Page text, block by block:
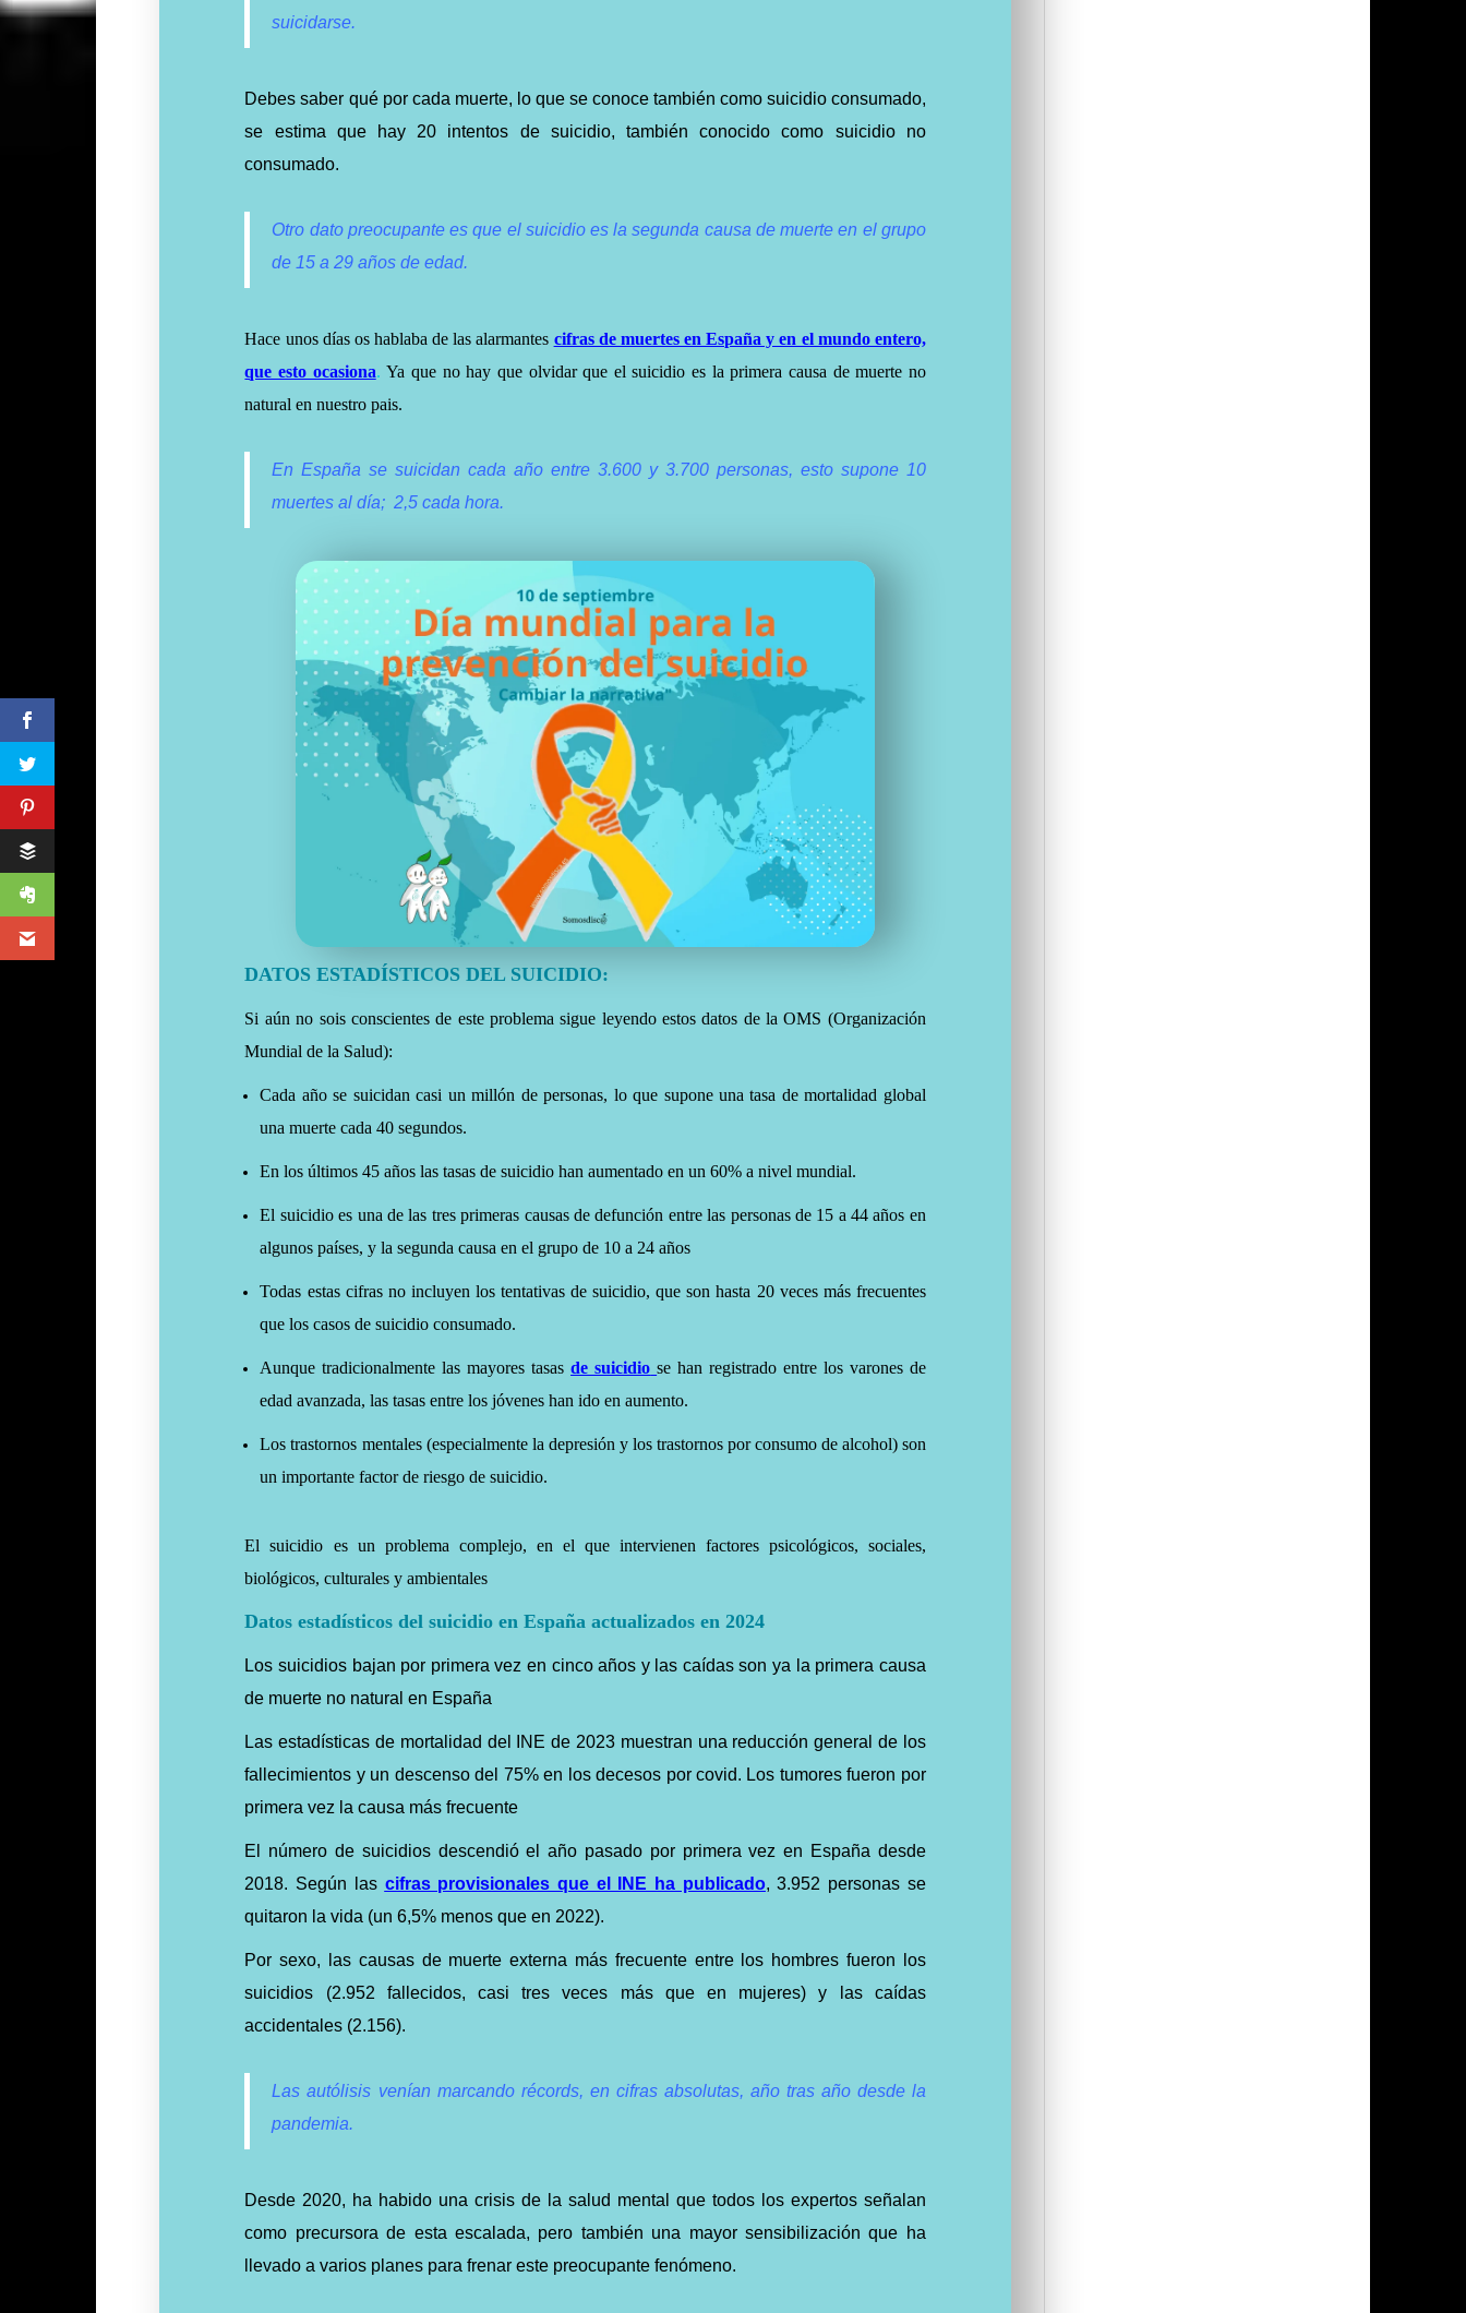
suicidarse.
Debes saber qué por cada muerte, lo que se conoce también como suicidio consumado,
se estima que hay 20 intentos de suicidio, también conocido como suicidio no
consumado.
Otro dato preocupante es que el suicidio es la segunda causa de muerte en el grupo
de 15 a 29 años de edad.
Hace unos días os hablaba de las alarmantes cifras de muertes en España y en el mundo entero,
que esto ocasiona.Ya que no hay que olvidar que el suicidio es la primera causa de muerte no
natural en nuestro pais.
En España se suicidan cada año entre 3.600 y 3.700 personas, esto supone 10
muertes al día; 2,5 cada hora.
DATOS ESTADÍSTICOS DEL SUICIDIO:
Si aún no sois conscientes de este problema sigue leyendo estos datos de la OMS (Organización
Mundial de la Salud):
Cada año se suicidan casi un millón de personas, lo que supone una tasa de mortalidad global
una muerte cada 40 segundos.
En los últimos 45 años las tasas de suicidio han aumentado en un 60% a nivel mundial.
El suicidio es una de las tres primeras causas de defunción entre las personas de 15 a 44 años en
algunos países, y la segunda causa en el grupo de 10 a 24 años
Todas estas cifras no incluyen los tentativas de suicidio, que son hasta 20 veces más frecuentes
que los casos de suicidio consumado.
Aunque tradicionalmente las mayores tasasde suicidio se han registrado entre los varones de
edad avanzada, las tasas entre los jóvenes han ido en aumento.
Los trastornos mentales (especialmente la depresión y los trastornos por consumo de alcohol) son
un importante factor de riesgo de suicidio.
El suicidio es un problema complejo, en el que intervienen factores psicológicos, sociales,
biológicos, culturales y ambientales
Datos estadísticos del suicidio en España actualizados en 2024
Los suicidios bajan por primera vez en cinco años y las caídas son ya la primera causa
de muerte no natural en España
Las estadísticas de mortalidad del INE de 2023 muestran una reducción general de los
fallecimientos y un descenso del 75% en los decesos por covid. Los tumores fueron por
primera vez la causa más frecuente
El número de suicidios descendió el año pasado por primera vez en España desde
2018. Según las cifras provisionales que el INE ha publicado, 3.952 personas se
quitaron la vida (un 6,5% menos que en 2022).
Por sexo, las causas de muerte externa más frecuente entre los hombres fueron los
suicidios (2.952 fallecidos, casi tres veces más que en mujeres) y las caídas
accidentales (2.156).
Las autólisis venían marcando récords, en cifras absolutas, año tras año desde la
pandemia.
Desde 2020, ha habido una crisis de la salud mental que todos los expertos señalan
como precursora de esta escalada, pero también una mayor sensibilización que ha
llevado a varios planes para frenar este preocupante fenómeno.